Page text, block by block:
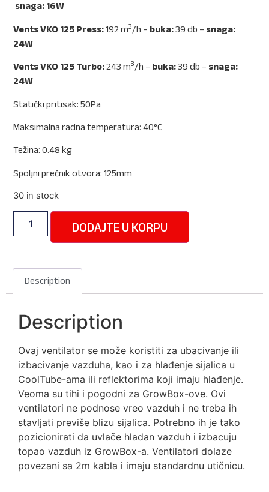
snaga: 16W
Vents VKO 125 Press:192 m3/h – buka:39 db – snaga:
24W
Vents VKO 125 Turbo:243 m3/h – buka:39 db – snaga:
24W
Statički pritisak: 50Pa
Maksimalna radna temperatura: 40°C
Težina: 0.48 kg
Spoljni prečnik otvora: 125mm
30 in stock
DODAJTE U KORPU
Description
Description
Ovaj ventilator se može koristiti za ubacivanje ili
izbacivanje vazduha, kao i za hlađenje sijalica u
CoolTube-ama ili reflektorima koji imaju hlađenje.
Veoma su tihi i pogodni za GrowBox-ove. Ovi
ventilatori ne podnose vreo vazduh i ne treba ih
stavljati previše blizu sijalica. Potrebno ih je tako
pozicionirati da uvlače hladan vazduh i izbacuju
topao vazduh iz GrowBox-a. Ventilatori dolaze
povezani sa 2m kabla i imaju standardnu utičnicu.